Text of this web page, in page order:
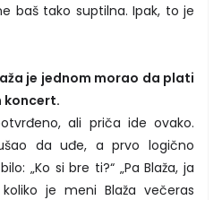
baš tako suptilna. Ipak, to je
je jednom morao da plati
koncert.
ali priča ide ovako.
da uđe, a prvo logično
„Ko si bre ti?“ „Pa Blaža, ja
je meni Blaža večeras